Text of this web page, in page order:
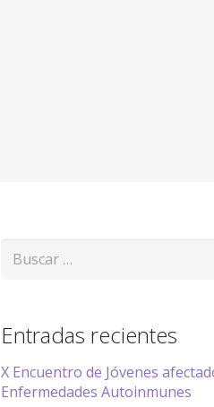
Buscar:
Entradas recientes
X Encuentro de Jóvenes
Enfermedades Autoinmunes